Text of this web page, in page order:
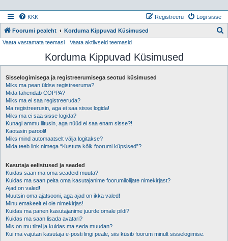
KKK Logi sisse
Registreeru
Foorumi pealeht Korduma Kippuvad Küsimused
i
Vaata vastamata teemasi Vaata aktiivseid teemasid
Korduma Kippuvad Küsimused
Sisselogimisega ja registreerumisega seotud küsimused
Miks ma pean üldse registreeruma?
Mida tähendab COPPA?
Miks ma ei saa registreeruda?
Ma registreerusin, aga ei saa sisse logida!
Miks ma ei saa sisse logida?
Kunagi ammu liitusin, aga nüüd ei saa enam sisse?!
Kaotasin parooli!
Miks mind automaatselt välja logitakse?
Mida teeb link nimega “Kustuta kõik foorumi küpsised”?
Kasutaja eelistused ja seaded
Kuidas saan ma oma seadeid muuta?
Kuidas ma saan peita oma kasutajanime foorumilolijate nimekirjast?
Ajad on valed!
Muutsin oma ajatsooni, aga ajad on ikka valed!
Minu emakeelt ei ole nimekirjas!
Kuidas ma panen kasutajanime juurde omale pildi?
Kuidas ma saan lisada avatari?
Mis on mu tiitel ja kuidas ma seda muudan?
Kui ma vajutan kasutaja e-posti lingi peale, siis küsib foorum minult sisselogimise.